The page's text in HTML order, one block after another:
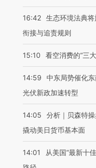
16:42 生态环境法典
衔接与追责规则
15:10 看空消费的“三
14:59
中东局势催化
光伏新政加速转型
14:05
分析｜贝森特
撬动美日货币基本面
14:01
从美国“最新十